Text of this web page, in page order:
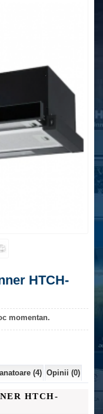
HTCH-
momentan.
(4) Opinii (0)
HTCH-